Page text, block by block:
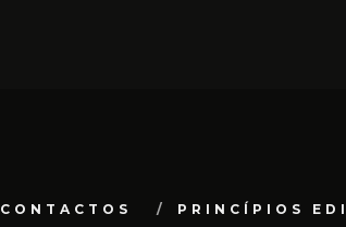
CONTACTOS PRINCÍPIOS